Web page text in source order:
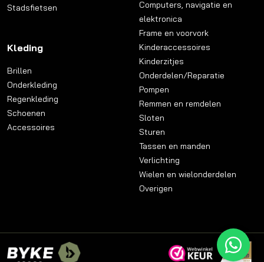
Stadsfietsen
Kleding
Brillen
Onderkleding
Regenkleding
Schoenen
Accessoires
Computers, navigatie en
elektronica
Frame en voorvork
Kinderaccessoires
Kinderzitjes
Onderdelen/Reparatie
Pompen
Remmen en remdelen
Sloten
Sturen
Tassen en manden
Verlichting
Wielen en wielonderdelen
Overigen